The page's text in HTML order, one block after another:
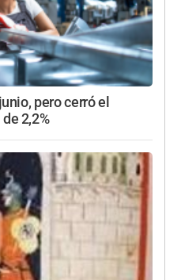
pero cerró el
2,2%